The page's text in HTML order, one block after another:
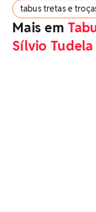
tabus tretas e
Mais em
Sílvio Tudela